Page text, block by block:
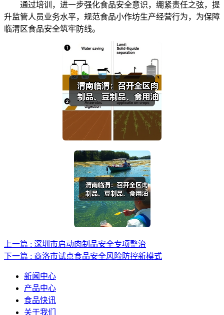
通过培训，进一步强化食品安全意识，绷紧责任之弦，提
升监管人员业务水平，规范食品小作坊生产经营行为，为保障
临渭区食品安全筑牢防线。
上一篇 : 深圳市启动肉制品安全专项整治
下一篇 : 商洛市试点食品安全风险防控新模式
新闻中心
产品中心
食品快讯
关于我们